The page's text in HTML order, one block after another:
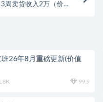
周卖货收入2万（价值
26年8月重磅更新(价值
99.9